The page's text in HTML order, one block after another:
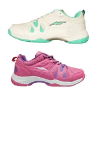
producto
tiene
múltiples
variantes.
Las